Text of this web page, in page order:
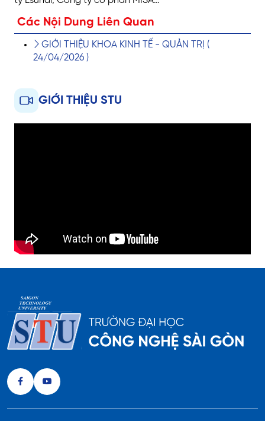
Các Nội Dung Liên Quan
GIỚI THIỆU KHOA KINH TẾ - QUẢN TRỊ (
24/04/2026 )
GIỚI THIỆU STU